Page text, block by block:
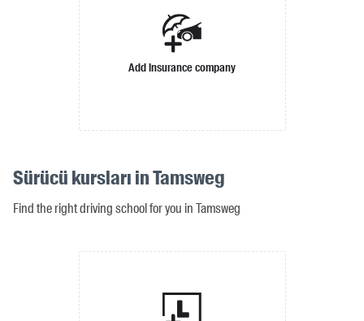
Add insurance company
Sürücü kursları in Tamsweg
Find the right driving school for you in Tamsweg